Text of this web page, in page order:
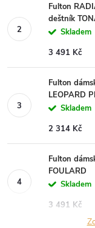
Fulton
deštník
Skladem
3 491 Kč
Fulton
LEOPARD
Skladem
2 314 Kč
Fulton
FOULARD
Skladem
3 491 Kč